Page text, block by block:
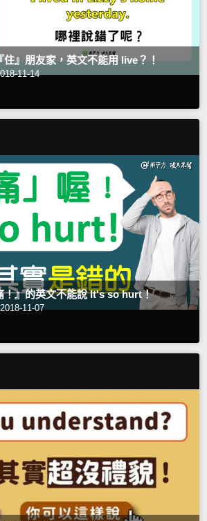
住』朋友家，英文不能用 live？！
11-14
！』的英文不能說 It's so hurt！
2018-11-07